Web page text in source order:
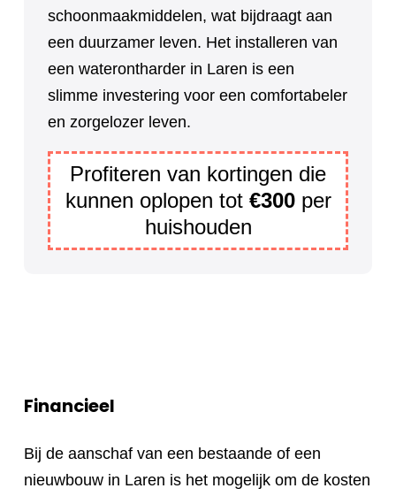
schoonmaakmiddelen, wat bijdraagt aan
een duurzamer leven. Het installeren van
een waterontharder in Laren is een
slimme investering voor een comfortabeler
en zorgelozer leven.
Profiteren van kortingen die
kunnen oplopen tot €300 per
huishouden
Financieel
Bij de aanschaf van een bestaande of een
nieuwbouw in Laren is het mogelijk om de kosten